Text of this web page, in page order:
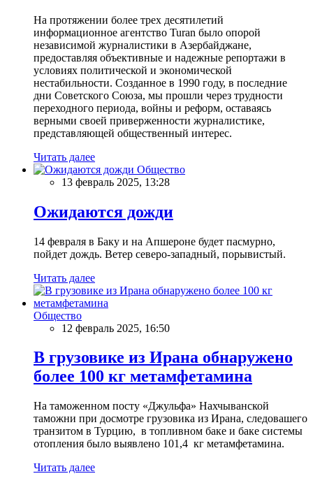
На протяжении более трех десятилетий
информационное агентство Turan было опорой
независимой журналистики в Азербайджане,
предоставляя объективные и надежные репортажи в
условиях политической и экономической
нестабильности. Созданное в 1990 году, в последние
дни Советского Союза, мы прошли через трудности
переходного периода, войны и реформ, оставаясь
верными своей приверженности журналистике,
представляющей общественный интерес.
Читать далее
Общество
13 февраль 2025, 13:28
Ожидаются дожди
14 февраля в Баку и на Апшероне будет пасмурно,
пойдет дождь. Ветер северо-западный, порывистый.
Читать далее
Общество
12 февраль 2025, 16:50
В грузовике из Ирана обнаружено
более 100 кг метамфетамина
На таможенном посту «Джульфа» Нахчыванской
таможни при досмотре грузовика из Ирана, следовашего
транзитом в Турцию, в топливном баке и баке системы
отопления было выявлено 101,4 кг метамфетамина.
Читать далее